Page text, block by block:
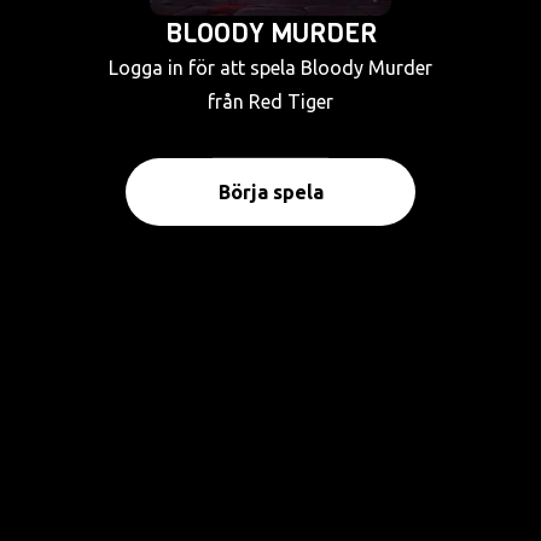
BLOODY MURDER
Logga in för att spela Bloody Murder
från Red Tiger
Börja spela